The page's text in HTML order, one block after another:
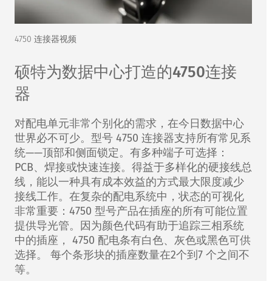
硕特为数据中心打造的4750连接
器
对配电单元非常个别化的需求，在今日数据中心
世界必不可少。型号 4750 连接器支持所有常见系
统——顶部和侧面锁定。有多种端子可选择：
PCB、焊接或快速连接。得益于多样化的硬接线总
线，能以一种具有成本效益的方式最大限度减少
接线工作。在复杂的配电系统中，状态的可视化
非常重要：4750 型号产品在插座的所有可能位置
提供导光管。因为颜色代码有助于追踪三相系统
中的插座， 4750 配电条有白色、灰色或黑色可供
选择。 每个条形块的插座数量在2个到7 个之间不
等。
4750 连接器视频